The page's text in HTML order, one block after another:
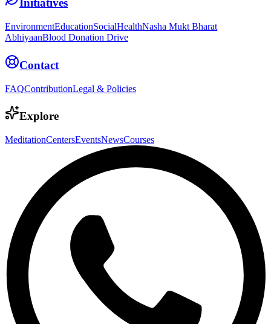
Initiatives
EnvironmentEducationSocialHealthNasha Mukt Bharat
AbhiyaanBlood Donation Drive
Contact
FAQContributionLegal & Policies
Explore
MeditationCentersEventsNewsCourses